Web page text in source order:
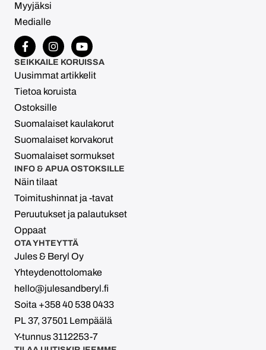
Myyjäksi
Medialle
SEIKKAILE KORUISSA
Uusimmat artikkelit
Tietoa koruista
Ostoksille
Suomalaiset kaulakorut
Suomalaiset korvakorut
Suomalaiset sormukset
INFO & APUA OSTOKSILLE
Näin tilaat
Toimitushinnat ja -tavat
Peruutukset ja palautukset
Oppaat
OTA YHTEYTTÄ
Jules & Beryl Oy
Yhteydenottolomake
hello@julesandberyl.fi
Soita +358 40 538 0433
PL 37, 37501 Lempäälä
Y-tunnus 3112253-7